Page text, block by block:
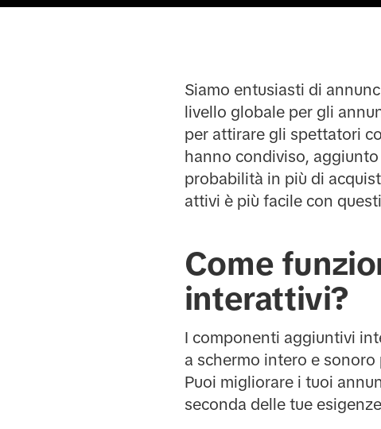
Siamo entusiasti di
livello globale per gli
per attirare gli spettatori
hanno condiviso,
probabilità in più di
attivi è più facile con
Come
interattivi?
I componenti aggiuntivi
a schermo intero e
Puoi migliorare i tuoi
seconda delle tue